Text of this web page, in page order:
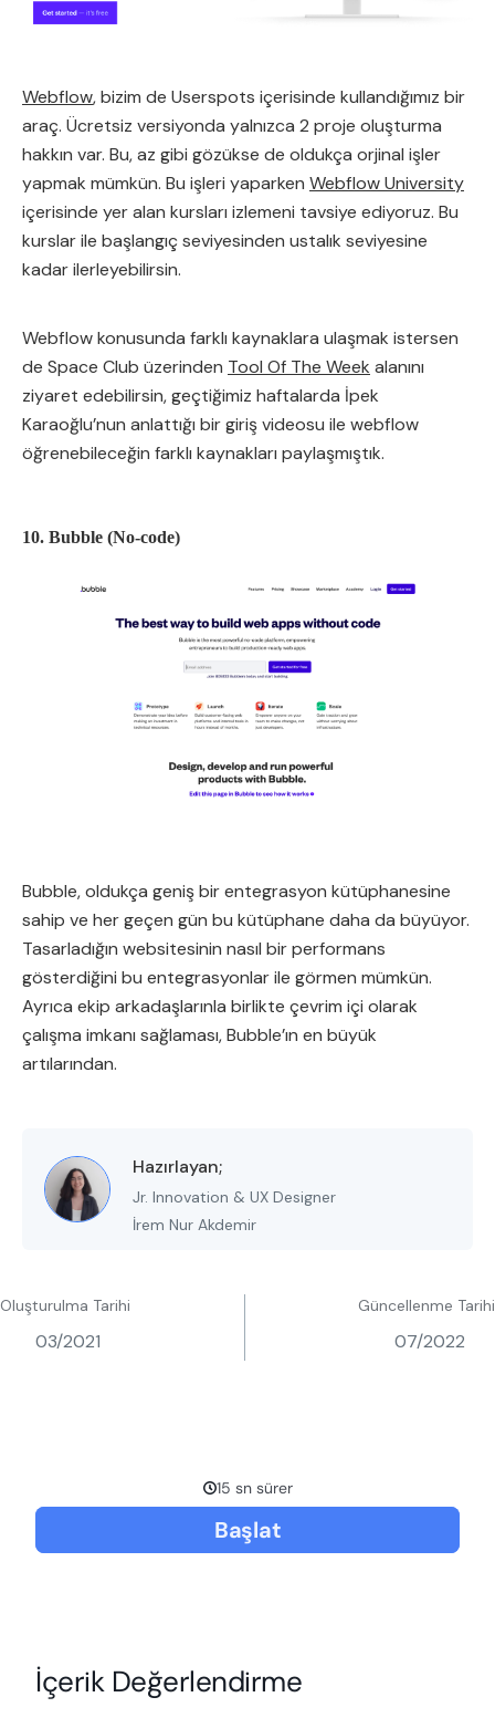
Webflow, bizim de Userspots içerisinde kullandığımız bir
araç. Ücretsiz versiyonda yalnızca 2 proje oluşturma
hakkın var. Bu, az gibi gözükse de oldukça orjinal işler
yapmak mümkün. Bu işleri yaparken Webflow University
içerisinde yer alan kursları izlemeni tavsiye ediyoruz. Bu
kurslar ile başlangıç seviyesinden ustalık seviyesine
kadar ilerleyebilirsin.
Webflow konusunda farklı kaynaklara ulaşmak istersen
de Space Club üzerinden Tool Of The Week alanını
ziyaret edebilirsin, geçtiğimiz haftalarda İpek
Karaoğlu’nun anlattığı bir giriş videosu ile webflow
öğrenebileceğin farklı kaynakları paylaşmıştık.
10. Bubble (No-code)
Bubble, oldukça geniş bir entegrasyon kütüphanesine
sahip ve her geçen gün bu kütüphane daha da büyüyor.
Tasarladığın websitesinin nasıl bir performans
gösterdiğini bu entegrasyonlar ile görmen mümkün.
Ayrıca ekip arkadaşlarınla birlikte çevrim içi olarak
çalışma imkanı sağlaması, Bubble’ın en büyük
artılarından.
Hazırlayan;
Jr. Innovation & UX Designer
İrem Nur Akdemir
Oluşturulma Tarihi
03/2021
Güncellenme Tarihi
07/2022